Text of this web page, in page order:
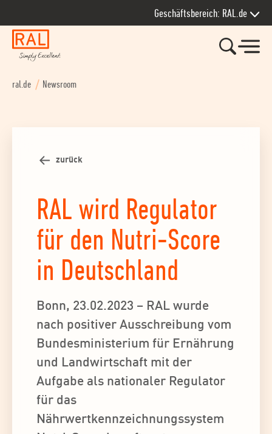
Geschäftsbereich: RAL.de
ral.de Newsroom
zurück
RAL wird Regulator
für den Nutri-Score
in Deutschland
Bonn, 23.02.2023 – RAL wurde
nach positiver Ausschreibung vom
Bundesministerium für Ernährung
und Landwirtschaft mit der
Aufgabe als nationaler Regulator
für das
Nährwertkennzeichnungssystem